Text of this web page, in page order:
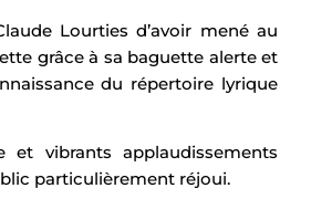
Lourties d’avoir mené au
grâce à sa baguette alerte et
du répertoire lyrique
et vibrants applaudissements
particulièrement réjoui.